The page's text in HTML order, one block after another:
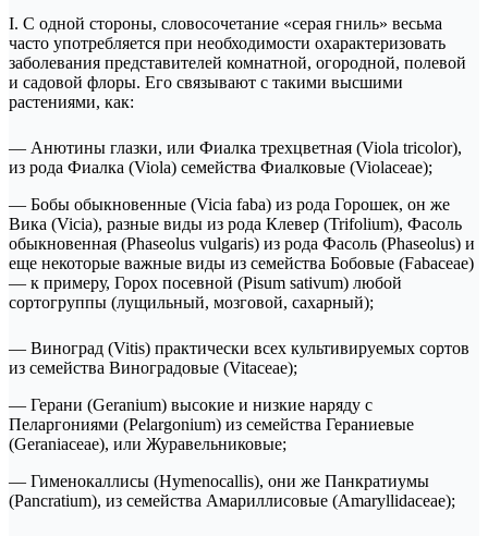
I. С одной стороны, словосочетание «серая гниль» весьма
часто употребляется при необходимости охарактеризовать
заболевания представителей комнатной, огородной, полевой
и садовой флоры. Его связывают с такими высшими
растениями, как:
— Анютины глазки, или Фиалка трехцветная (Viola tricolor),
из рода Фиалка (Viola) семейства Фиалковые (Violaceae);
— Бобы обыкновенные (Vicia faba) из рода Горошек, он же
Вика (Vicia), разные виды из рода Клевер (Trifolium), Фасоль
обыкновенная (Phaseolus vulgaris) из рода Фасоль (Phaseolus) и
еще некоторые важные виды из семейства Бобовые (Fabaceae)
— к примеру, Горох посевной (Pisum sativum) любой
сортогруппы (лущильный, мозговой, сахарный);
— Виноград (Vitis) практически всех культивируемых сортов
из семейства Виноградовые (Vitaceae);
— Герани (Geranium) высокие и низкие наряду с
Пеларгониями (Pelargonium) из семейства Гераниевые
(Geraniaceae), или Журавельниковые;
— Гименокаллисы (Hymenocallis), они же Панкратиумы
(Pancratium), из семейства Амариллисовые (Amaryllidaceae);